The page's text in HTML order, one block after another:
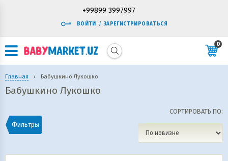
+99899 3997997
ВОЙТИ / ЗАРЕГИСТРИРОВАТЬСЯ
0
Главная › Бабушкино Лукошко
Бабушкино Лукошко
Фильтры
СОРТИРОВАТЬ ПО: